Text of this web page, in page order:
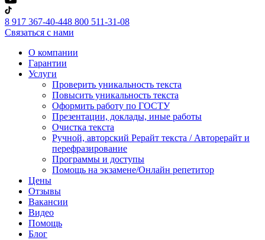
8 917 367-40-448 800 511-31-08
Связаться с нами
О компании
Гарантии
Услуги
Проверить уникальность текста
Повысить уникальность текста
Оформить работу по ГОСТУ
Презентации, доклады, иные работы
Очистка текста
Ручной, авторский Рерайт текста / Авторерайт и
перефразирование
Программы и доступы
Помощь на экзамене/Онлайн репетитор
Цены
Отзывы
Вакансии
Видео
Помощь
Блог